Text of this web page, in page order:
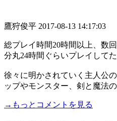
鷹狩俊平 2017-08-13 14:17:03
総プレイ時間20時間以上、数
分丸24時間ぐらいプレイしてた
徐々に明かされていく主人公
ップやモンスター、剣と魔法
→もっとコメントを見る